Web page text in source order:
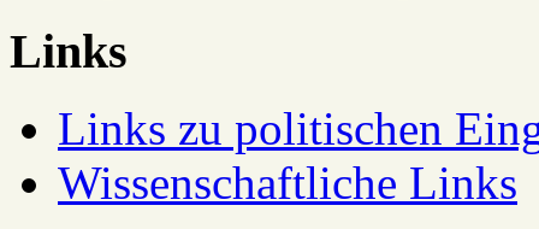
Links
Links zu politischen
Wissenschaftliche Links